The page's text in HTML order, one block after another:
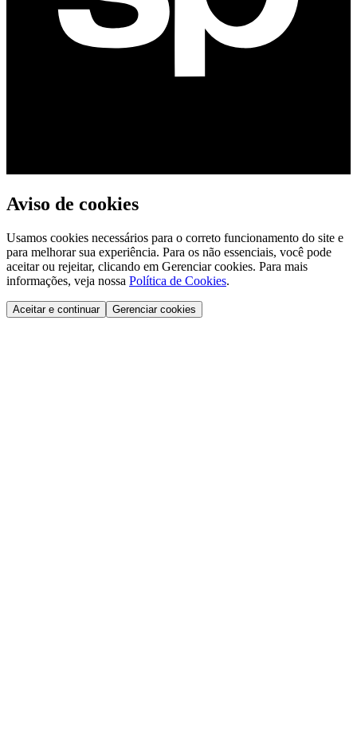
Aviso de cookies
Usamos cookies necessários para o correto funcionamento do site e
para melhorar sua experiência. Para os não essenciais, você pode
aceitar ou rejeitar, clicando em Gerenciar cookies. Para mais
informações, veja nossa Política de Cookies.
Aceitar e continuar Gerenciar cookies